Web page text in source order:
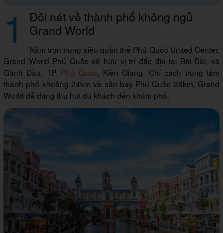
1 Đôi nét về thành phố không ngủ
Grand World
Nằm trọn trong siêu quần thể Phú Quốc United Center,
Grand World Phú Quốc sở hữu vị trí đắc địa tại Bãi Dài, xã
Gành Dầu, TP. Phú Quốc, Kiên Giang. Chỉ cách trung tâm
thành phố khoảng 24km và sân bay Phú Quốc 38km, Grand
World dễ dàng thu hút du khách đến khám phá.